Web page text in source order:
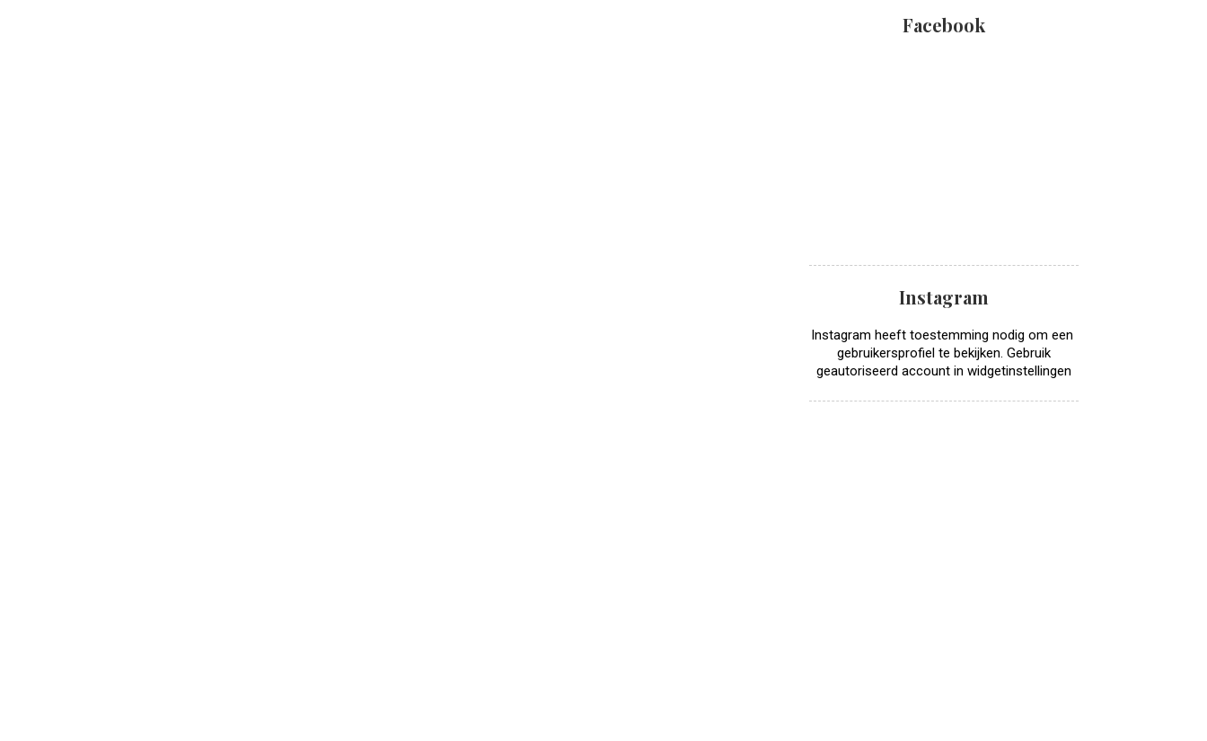
Facebook
Instagram
Instagram heeft toestemming nodig om een ​​
gebruikersprofiel te bekijken. Gebruik
geautoriseerd account in widgetinstellingen